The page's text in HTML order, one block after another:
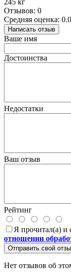
Отзывов: 0
Средняя оценка: 0.0
Написать отзыв
Ваше имя
Достоинства
Недостатки
Ваш отзыв
Рейтинг
Я прочитал(а) и
отношении
Отправить свой
Нет отзывов об